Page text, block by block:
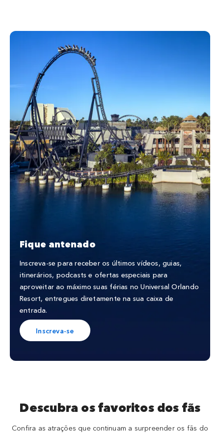
Fique antenado
Inscreva-se para receber os últimos vídeos, guias,
itinerários, podcasts e ofertas especiais para
aproveitar ao máximo suas férias no Universal Orlando
Resort, entregues diretamente na sua caixa de
entrada.
Inscreva-se
Descubra os favoritos dos fãs
Confira as atrações que continuam a surpreender os fãs do